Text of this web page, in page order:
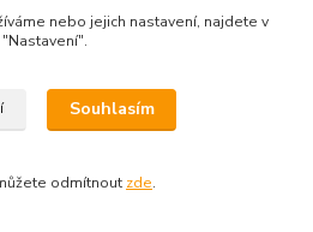
- DK FISHING s.r.o.
nebo jejich nastavení, najdete v
"Nastavení".
Souhlasím
odmítnout zde.